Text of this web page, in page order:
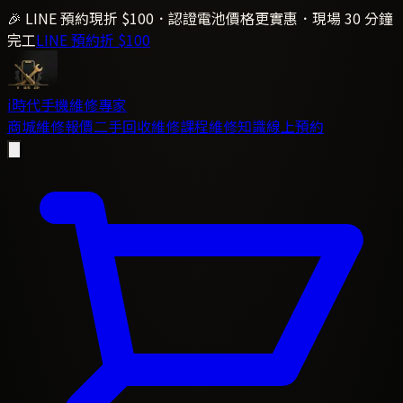
🎉 LINE 預約現折 $100．認證電池價格更實惠．現場 30 分鐘
完工LINE 預約折 $100
i時代手機維修專家
商城維修報價二手回收維修課程維修知識線上預約